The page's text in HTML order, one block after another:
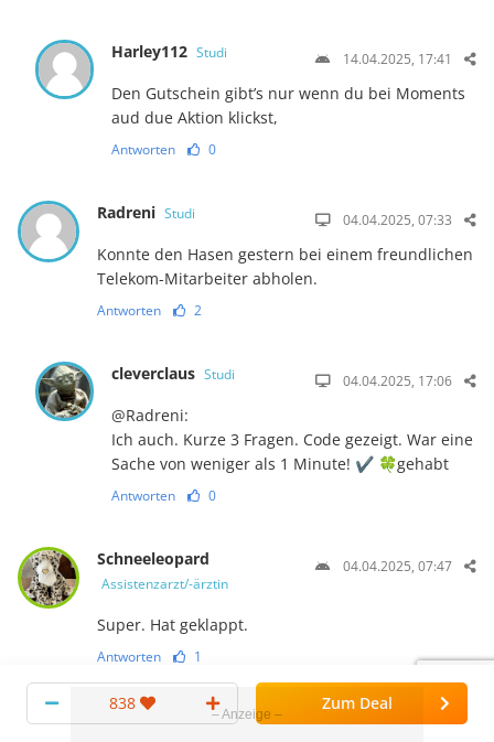
Harley112 Studi 14.04.2025, 17:41
Den Gutschein gibt’s nur wenn du bei Moments
aud due Aktion klickst,
Antworten 0
Radreni Studi 04.04.2025, 07:33
Konnte den Hasen gestern bei einem freundlichen
Telekom-Mitarbeiter abholen.
Antworten 2
cleverclaus Studi 04.04.2025, 17:06
@Radreni:
Ich auch. Kurze 3 Fragen. Code gezeigt. War eine
Sache von weniger als 1 Minute! ✔ 🍀gehabt
Antworten 0
Schneeleopard
Assistenzarzt/-ärztin
04.04.2025, 07:47
Super. Hat geklappt.
Antworten 1
Pampel Studi 04.04.2025, 20:07
838 Zum Deal